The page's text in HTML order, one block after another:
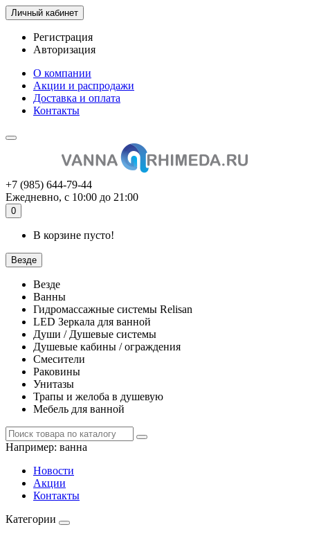
Личный кабинет
Регистрация
Авторизация
О компании
Акции и распродажи
Доставка и оплата
Контакты
+7 (985) 644-79-44
Ежедневно, с 10:00 до 21:00
0
В корзине пусто!
Везде
Везде
Ванны
Гидромассажные системы Relisan
LED Зеркала для ванной
Души / Душевые системы
Душевые кабины / ограждения
Смесители
Раковины
Унитазы
Трапы и желоба в душевую
Мебель для ванной
Например: ванна
Новости
Акции
Контакты
Категории